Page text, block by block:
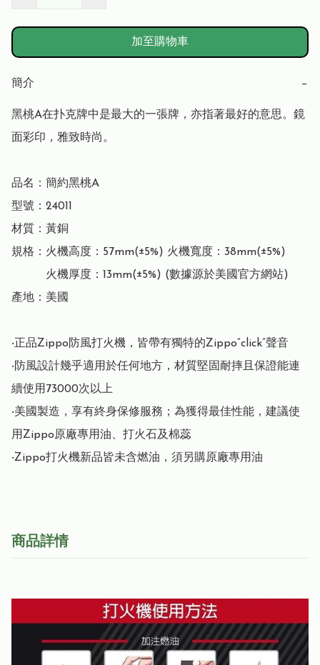
加至購物車
簡介 −
黑桃A在扑克牌中是最大的一張牌，亦指著最好的意思。鏡
面彩印，雅致時尚。
品名：簡約黑桃A
型號：24011
材質：黃銅
規格：火機高度：57mm(±5%) 火機寬度：38mm(±5%)
火機厚度：13mm(±5%) (數據源於美國官方網站)
產地：美國
‧正品Zippo防風打火機，皆帶有獨特的Zippo“click”聲音
‧防風設計幾乎適用於任何地方，材質堅固耐摔且保證能連
續使用73000次以上
‧美國製造，享有終身保修服務；為獲得最佳性能，建議使
用Zippo原廠專用油、打火石及棉蕊
‧Zippo打火機新品皆未含燃油，須另購原廠專用油
商品詳情